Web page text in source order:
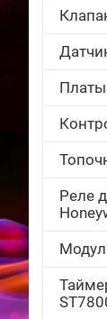
Платы
Реле